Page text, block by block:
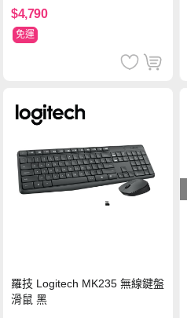
$4,790
免運
羅技 Logitech MK235 無線鍵盤
滑鼠 黑